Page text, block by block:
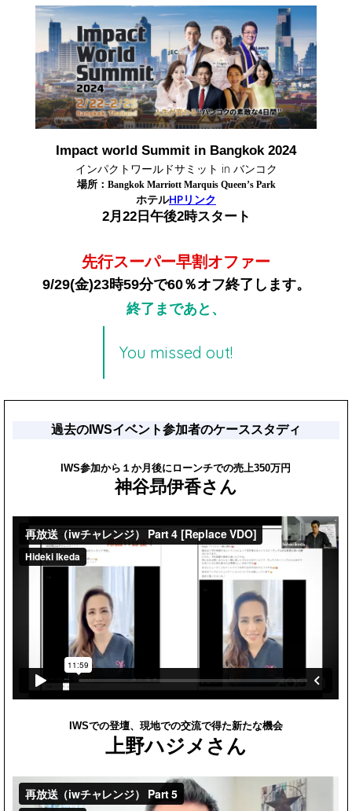
Impact world Summit in Bangkok 2024
インパクトワールドサミット in バンコク
場所： Bangkok Marriott Marquis Queen’s Park
ホテルHPリンク
2月22日午後2時スタート
先行スーパー早割オファー
9/29(金)23時59分で60％オフ終了します。
終了まであと、
You missed out!
過去のIWSイベント参加者のケーススタディ
IWS参加から１か月後にローンチでの売上350万円
神谷昻伊香さん
IWSでの登壇、現地での交流で得た新たな機会
上野ハジメさん